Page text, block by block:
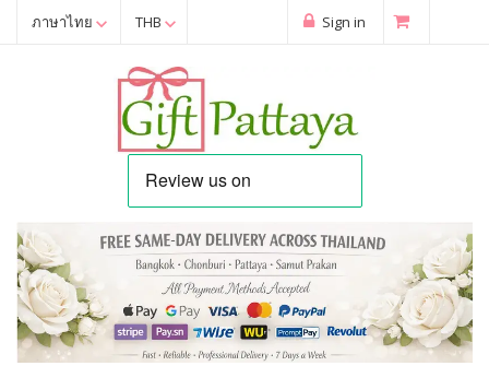
ภาษาไทย THB Sign in